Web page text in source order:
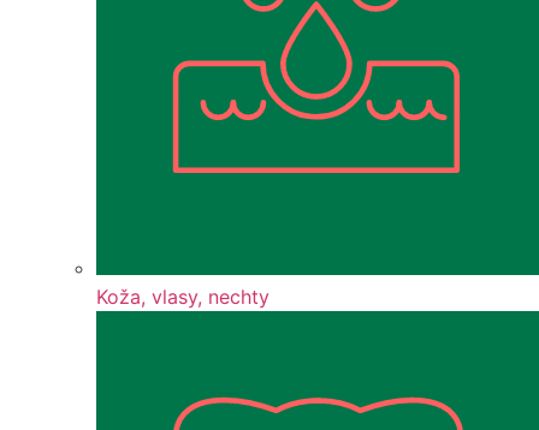
Koža, vlasy, nechty